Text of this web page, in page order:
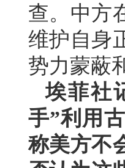
查。中方
维护自身
势力蒙蔽
埃菲社
手”利用
称美方不